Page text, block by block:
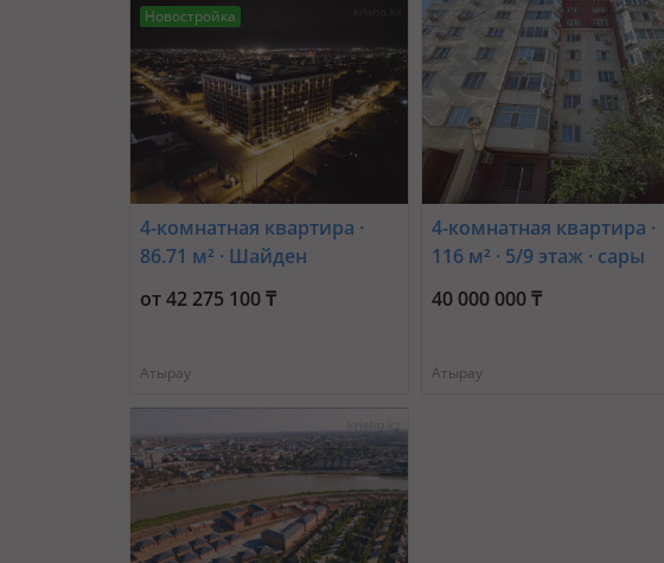
Новостройка
4-комнатная квартира ·
86.71 м² · Шайден
Даулетова 2
от 42 275 100 ₸
Атырау
4-комнатная квартира ·
116 м² · 5/9 этаж · сары
арка 39
40 000 000 ₸
Атырау